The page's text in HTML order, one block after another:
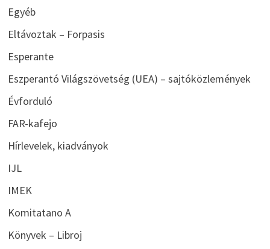
Egyéb
Eltávoztak – Forpasis
Esperante
Eszperantó Világszövetség (UEA) – sajtóközlemények
Évforduló
FAR-kafejo
Hírlevelek, kiadványok
IJL
IMEK
Komitatano A
Könyvek – Libroj